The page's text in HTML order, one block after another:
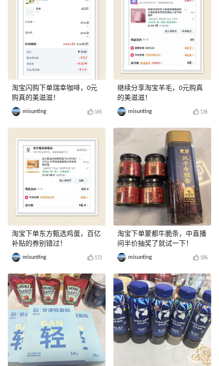
淘宝闪购下单瑞幸咖啡，0元
购真的美滋滋！
misunting 166
淘宝下单东方甄选鸡蛋，百亿
补贴的券别错过！
misunting 172
继续分享淘宝羊毛，0元购真
的美滋滋！
misunting 136
淘宝下单蒙都牛脆条，中直播
间半价抽奖了就试一下！
misunting 186